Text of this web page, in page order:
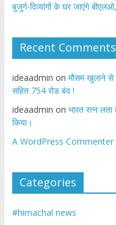
बुजुर्ग-दिव्यांगों के घर जाएंगे
Recent Comments
ideaadmin on मौसम खुलाने से
सहित 754 रोड बंद !
ideaadmin on भारत रत्न
किया।
A WordPress Commenter
Categories
#himachal news